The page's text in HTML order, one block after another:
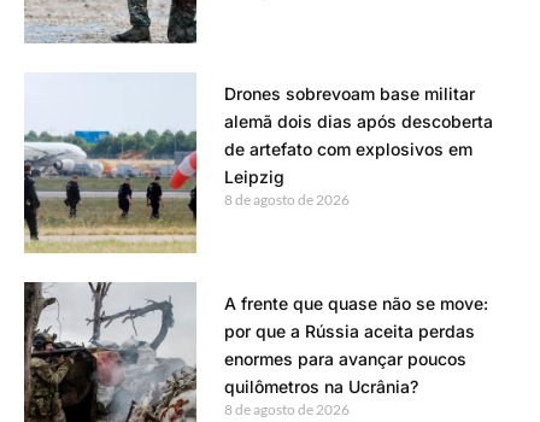
Drones sobrevoam base militar
alemã dois dias após descoberta
de artefato com explosivos em
Leipzig
8 de agosto de 2026
A frente que quase não se move:
por que a Rússia aceita perdas
enormes para avançar poucos
quilômetros na Ucrânia?
8 de agosto de 2026